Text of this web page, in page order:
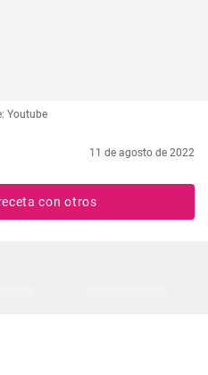
Youtube
11 de agosto de 2022
con otros